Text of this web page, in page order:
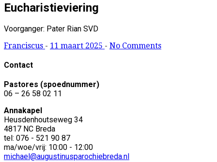
Eucharistieviering
Voorganger: Pater Rian SVD
Franciscus - 11 maart 2025 - No Comments
Contact
Pastores (spoednummer)
06 – 26 58 02 11
Annakapel
Heusdenhoutseweg 34
4817 NC Breda
tel: 076 - 521 90 87
ma/woe/vrij: 10:00 - 12:00
michael@augustinusparochiebreda.nl